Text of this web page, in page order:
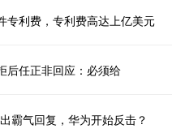
专利费，专利费高达上亿美元
后任正非回应：必须给
霸气回复，华为开始反击？